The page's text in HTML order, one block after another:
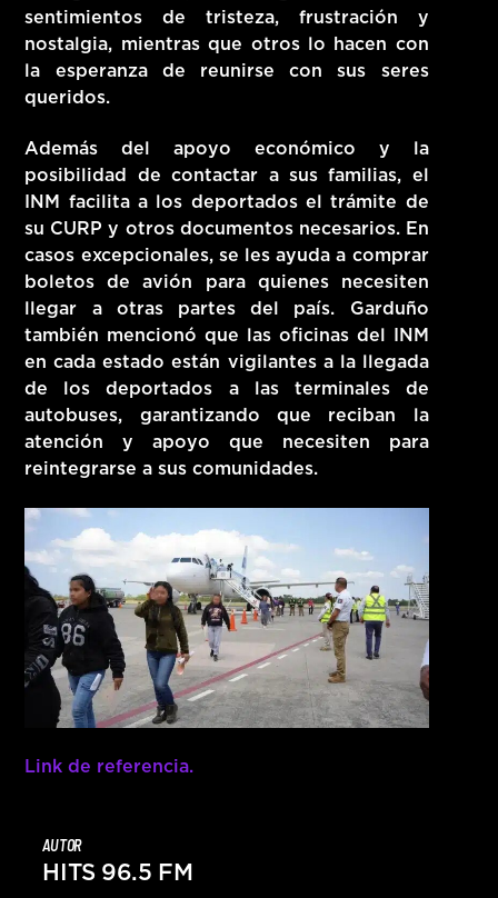
sentimientos de tristeza, frustración y
nostalgia, mientras que otros lo hacen con
la esperanza de reunirse con sus seres
queridos.
Además del apoyo económico y la
posibilidad de contactar a sus familias, el
INM facilita a los deportados el trámite de
su CURP y otros documentos necesarios. En
casos excepcionales, se les ayuda a comprar
boletos de avión para quienes necesiten
llegar a otras partes del país. Garduño
también mencionó que las oficinas del INM
en cada estado están vigilantes a la llegada
de los deportados a las terminales de
autobuses, garantizando que reciban la
atención y apoyo que necesiten para
reintegrarse a sus comunidades.
Link de referencia.
AUTOR
HITS 96.5 FM